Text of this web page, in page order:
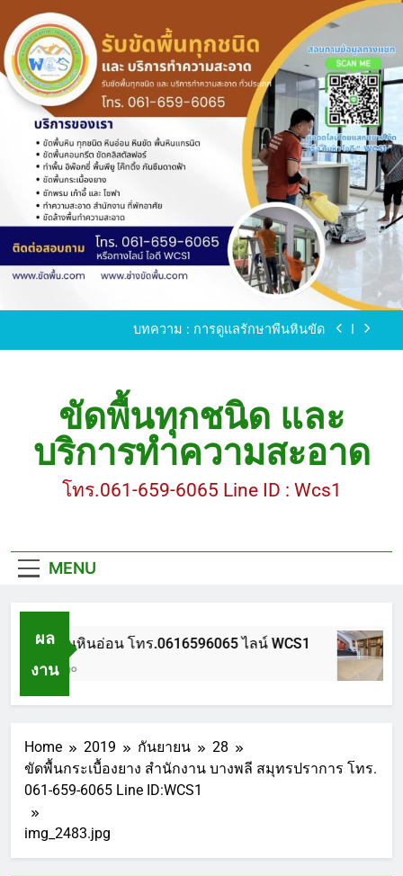
to
content
ขัดพื้นหินขัด อบต.แหลมบัวนครปฐม
ขัดพื้นหินอ่อน โทร.0616596065 ไลน์ WCS1
บทความ : การดูแลรักษาพื้นหินขัด
ขัดพื้นหินขัด อบต.แหลมบัวนครปฐม
ขัดพื้นหินอ่อน โทร.0616596065 ไลน์ WCS1
บทความ : การดูแลรักษาพื้นหินขัด
ขัดพื้นทุกชนิด และ
บริการทำความสะอาด
โทร.061-659-6065 Line ID : Wcs1
MENU
ผล
งาน
ขัดพื้นหินอ่อน โทร.0616596065 ไลน์ WCS1
1 ปี Ago
Home 2019 กันยายน
28
ขัดพื้นกระเบื้องยาง สำนักงาน บางพลี สมุทรปราการ โทร.
061-659-6065 Line ID:WCS1
img_2483.jpg